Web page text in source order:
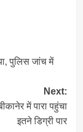
पुलिस जांच में
Next:
में पारा पहुंचा
इतने डिग्री पार